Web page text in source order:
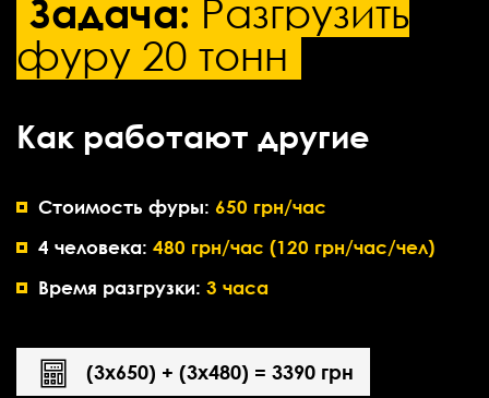
Задача: Разгрузить
фуру 20 тонн
Как работают другие
Стоимость фуры: 650 грн/час
4 человека: 480 грн/час (120 грн/час/чел)
Время разгрузки: 3 часа
(3х650) + (3х480) = 3390 грн